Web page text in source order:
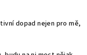
dopad nejen pro mě,